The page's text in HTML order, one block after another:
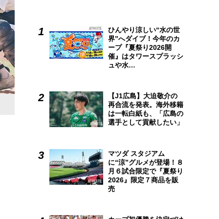
ひんやり涼しい“水の世
界”へダイブ！今年のカ
ープ『夏祭り2026開
催』はタワースプラッシ
ュや水…
【J1広島】大迫敬介の
再合流を発表。海外移籍
は一転白紙も、「広島の
選手として貢献したい」
マツダ スタジアム
に“涼”グルメが登場！８
月６試合限定で『夏祭り
2026』限定７商品を販
売